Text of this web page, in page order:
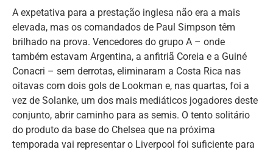
A expetativa para a prestação inglesa não era a mais
elevada, mas os comandados de Paul Simpson têm
brilhado na prova. Vencedores do grupo A – onde
também estavam Argentina, a anfitriã Coreia e a Guiné
Conacri – sem derrotas, eliminaram a Costa Rica nas
oitavas com dois gols de Lookman e, nas quartas, foi a
vez de Solanke, um dos mais mediáticos jogadores deste
conjunto, abrir caminho para as semis. O tento solitário
do produto da base do Chelsea que na próxima
temporada vai representar o Liverpool foi suficiente para